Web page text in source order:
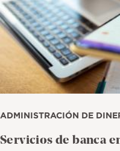
ADMINISTRACIÓN DE
Servicios de banca